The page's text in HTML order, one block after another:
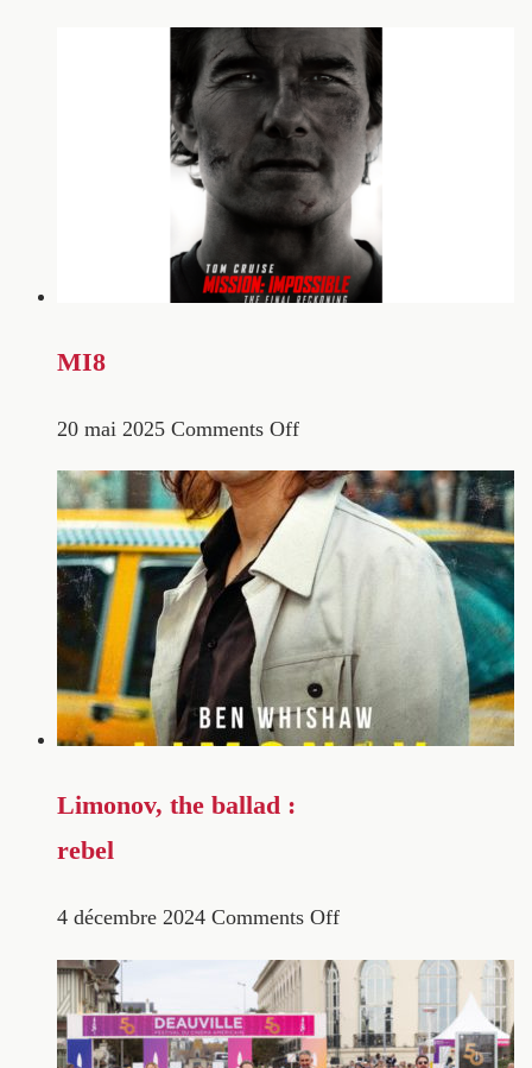
MI8
20 mai 2025 Comments Off
Limonov, the ballad :
rebel
4 décembre 2024 Comments Off